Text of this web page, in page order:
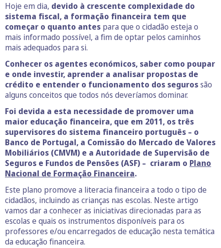
Hoje em dia, devido à crescente complexidade do
sistema fiscal, a formação financeira tem que
começar o quanto antes para que o cidadão esteja o
mais informado possível, a fim de optar pelos caminhos
mais adequados para si.
Conhecer os agentes económicos, saber como poupar
e onde investir, aprender a analisar propostas de
crédito e entender o funcionamento dos segurossão
alguns conceitos que todos nós deveríamos dominar.
Foi devida a esta necessidade de promover uma
maior educação financeira, que em 2011, os três
supervisores do sistema financeiro português – o
Banco de Portugal, a Comissão do Mercado de Valores
Mobiliários (CMVM) e a Autoridade de Supervisão de
Seguros e Fundos de Pensões (ASF) – criaram o Plano
Nacional de Formação Financeira.
Este plano promove a literacia financeira a todo o tipo de
cidadãos, incluindo as crianças nas escolas. Neste artigo
vamos dar a conhecer as iniciativas direcionadas para as
escolas e quais os instrumentos disponíveis para os
professores e/ou encarregados de educação nesta temática
da educação financeira.